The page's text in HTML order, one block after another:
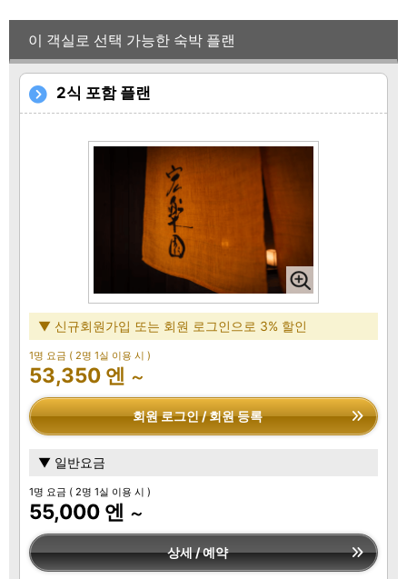
이 객실로 선택 가능한 숙박 플랜
2식 포함 플랜
▼ 신규회원가입 또는 회원 로그인으로 3% 할인
1명 요금 ( 2명 1실 이용 시 )
53,350 엔 ～
회원 로그인 / 회원 등록
▼ 일반요금
1명 요금 ( 2명 1실 이용 시 )
55,000 엔 ～
상세 / 예약